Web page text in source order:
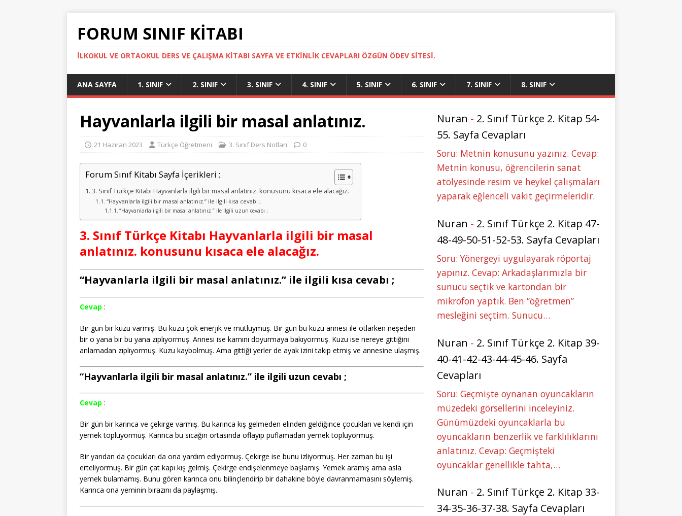
FORUM SINIF KITABI
İLKOKUL VE ORTAOKUL DERS VE ÇALIŞMA KITABI SAYFA VE ETKINLIK CEVAPLARI ÖZGÜN ÖDEV SITESI.
ANA SAYFA 1. SINIF 2. SINIF 3. SINIF 4. SINIF 5. SINIF 6. SINIF 7. SINIF 8. SINIF
Hayvanlarla ilgili bir masal anlatınız.
21 Haziran 2023 Türkçe Öğretmeni 3. Sınıf Ders Notları 0
Forum Sınıf Kitabı Sayfa İçerikleri ;
3. Sınıf Türkçe Kitabı Hayvanlarla ilgili bir masal anlatınız. konusunu kısaca ele alacağız.
“Hayvanlarla ilgili bir masal anlatınız.” ile ilgili kısa cevabı ;
“Hayvanlarla ilgili bir masal anlatınız.” ile ilgili uzun cevabı ;
3. Sınıf Türkçe Kitabı Hayvanlarla ilgili bir masal
anlatınız. konusunu kısaca ele alacağız.
“Hayvanlarla ilgili bir masal anlatınız.” ile ilgili kısa cevabı ;
Cevap :
Bir gün bir kuzu varmış. Bu kuzu çok enerjik ve mutluymuş. Bir gün bu kuzu annesi ile otlarken neşeden
bir o yana bir bu yana zıplıyormuş. Annesi ise karnını doyurmaya bakıyormuş. Kuzu ise nereye gittiğini
anlamadan zıplıyormuş. Kuzu kaybolmuş. Ama gittiği yerler de ayak izini takip etmiş ve annesine ulaşmış.
“Hayvanlarla ilgili bir masal anlatınız.” ile ilgili uzun cevabı ;
Cevap :
Bir gün bir karınca ve çekirge varmış. Bu karınca kış gelmeden elinden geldiğince çocukları ve kendi için
yemek topluyormuş. Karınca bu sıcağın ortasında oflayıp puflamadan yemek topluyormuş.
Bir yandan da çocukları da ona yardım ediyormuş. Çekirge ise bunu izliyormuş. Her zaman bu işi
erteliyormuş. Bir gün çat kapı kış gelmiş. Çekirge endişelenmeye başlamış. Yemek aramış ama asla
yemek bulamamış. Bunu gören karınca onu bilinçlendirip bir dahakine böyle davranmamasını söylemiş.
Karınca ona yeminin birazını da paylaşmış.
Nuran - 2. Sınıf Türkçe 2. Kitap 54-
55. Sayfa Cevapları
Soru: Metnin konusunu yazınız. Cevap:
Metnin konusu, öğrencilerin sanat
atölyesinde resim ve heykel çalışmaları
yaparak eğlenceli vakit geçirmeleridir.
Nuran - 2. Sınıf Türkçe 2. Kitap 47-
48-49-50-51-52-53. Sayfa Cevapları
Soru: Yönergeyi uygulayarak röportaj
yapınız. Cevap: Arkadaşlarımızla bir
sunucu seçtik ve kartondan bir
mikrofon yaptık. Ben “öğretmen”
mesleğini seçtim. Sunucu…
Nuran - 2. Sınıf Türkçe 2. Kitap 39-
40-41-42-43-44-45-46. Sayfa
Cevapları
Soru: Geçmişte oynanan oyuncakların
müzedeki görsellerini inceleyiniz.
Günümüzdeki oyuncaklarla bu
oyuncakların benzerlik ve farklılıklarını
anlatınız. Cevap: Geçmişteki
oyuncaklar genellikle tahta,…
Nuran - 2. Sınıf Türkçe 2. Kitap 33-
34-35-36-37-38. Sayfa Cevapları